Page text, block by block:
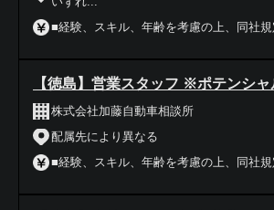
■経験、スキル、年齢を考慮の上、同社
【徳島】営業スタッフ ※ポテンシャ
株式会社加藤自動車相談所
配属先により異なる
■経験、スキル、年齢を考慮の上、同社